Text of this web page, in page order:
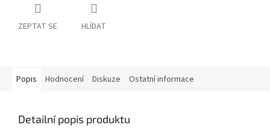
ZEPTAT SE HLÍDAT
Popis Hodnocení Diskuze Ostatní informace
Detailní popis produktu